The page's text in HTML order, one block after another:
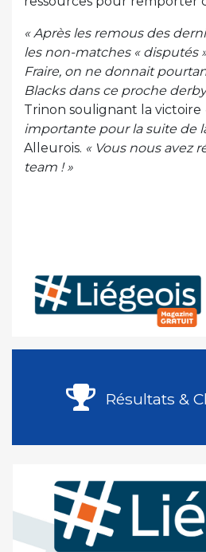
« Après les remous des
les non-matches « disputés
Fraire, on ne donnait
Blacks dans ce proche
Trinon soulignant la victoire
importante pour la suite de
Alleurois. « Vous nous avez
team ! »
Résultats &